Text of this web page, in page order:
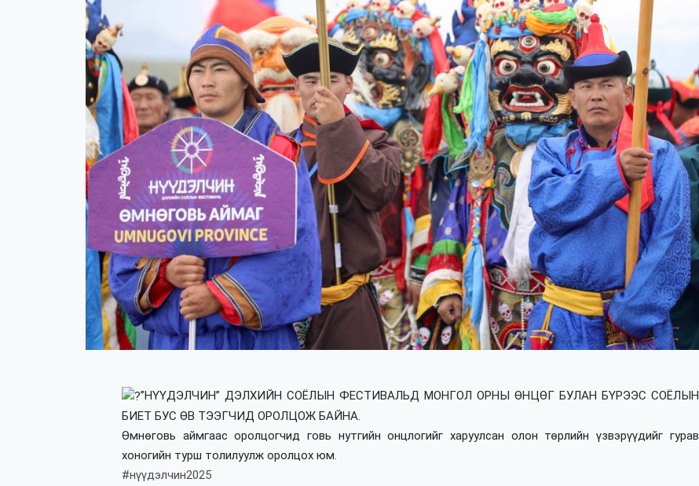
”НҮҮДЭЛЧИН” ДЭЛХИЙН СОЁЛЫН ФЕСТИВАЛЬД МОНГОЛ ОРНЫ ӨНЦӨГ БУЛАН БҮРЭЭС СОЁЛЫН
БИЕТ БУС ӨВ ТЭЭГЧИД ОРОЛЦОЖ БАЙНА.
Өмнөговь аймгаас оролцогчид говь нутгийн онцлогийг харуулсан олон төрлийн үзвэрүүдийг гурав
хоногийн турш толилуулж оролцох юм.
#нүүдэлчин2025